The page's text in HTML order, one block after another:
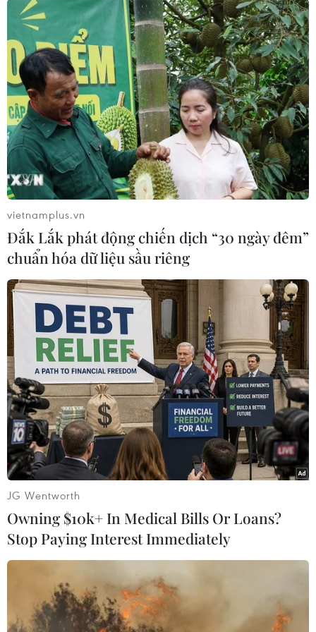
này, đồng thời hy vọng nhà khoa học này sẽ tiếp
tục có thêm nhiều công trình nghiên cứu có giá
trị khác phục vụ cho công tác phòng chống dịch
trên gia súc, gia cầm ở Việt Nam và Nhật Bản.
Ngoài chị Ngân, hai nhà khoa học nước ngoài
khác được AFFRC trao giải thưởng lần này gồm
Tiến sỹ Jacobo Arango Mejia của Colombia với
công trình nghiên cứu về các loại cỏ làm thức
ăn cho gia súc giúp giảm thiểu lượng khí thải
gây hiệu ứng nhà kính và chống biến đổi khí
hậu, và Tiến sỹ Rebejith Kayattukandy Balan
của Ấn Độ với công trình nghiên cứu về các
cách tiếp cận phân tử trong việc xác định, đa
dạng hóa và quản lý các côn trùng gây hại quan
trọng ở Ấn Độ./.
(Vietnam+)
#Mai Thị Ngân
#virus dịch tiêu chảy cấp ở lợn
#biến đổi khí hậu
#nhà khoa học Nhật Bản
vietnamplus.vn
Đắk Lắk phát động chiến dịch “30 ngày đêm”
chuẩn hóa dữ liệu sầu riêng
JG Wentworth
Owning $10k+ In Medical Bills Or Loans?
Stop Paying Interest Immediately